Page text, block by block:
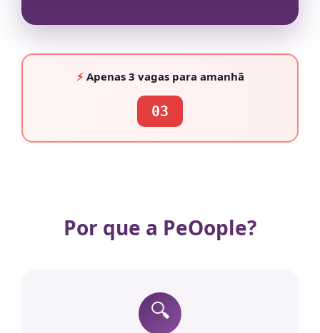
⚡Apenas 3 vagaspara amanhã
03
Por que a PeOople?
🔍